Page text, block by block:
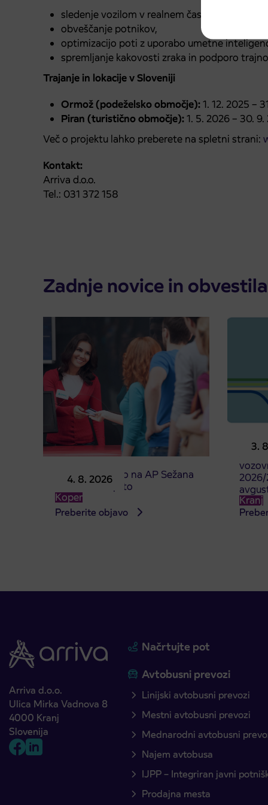
sledenje vozilom v realnem času,
obveščanje potnikov,
optimizacijo poti z uporabo umetne
spremljanje kakovosti zraka in podporo
Trajanje in lokacije v Sloveniji
Ormož (podeželsko območje):1. 12. 2025 –
Piran (turistično območje):1. 5. 2026 – 30.
Več o projektu lahko preberete na spletni strani:
Kontakt:
Arriva d.o.o.
Tel.: 031 372 158
Zadnje novice in obvestila
4. 8. 2026
Prodajno mesto na AP Sežana
4. 8. 2026 zaprto
Koper
Preberite objavo
3.
2026/
Kranj
Arriva d.o.o.
Ulica Mirka Vadnova 8
4000 Kranj
Slovenija
Načrtujte pot
Avtobusni prevozi
Linijski avtobusni prevozi
Mestni avtobusni prevozi
Mednarodni avtobusni
Najem avtobusa
IJPP – Integriran javni
Prodajna mesta